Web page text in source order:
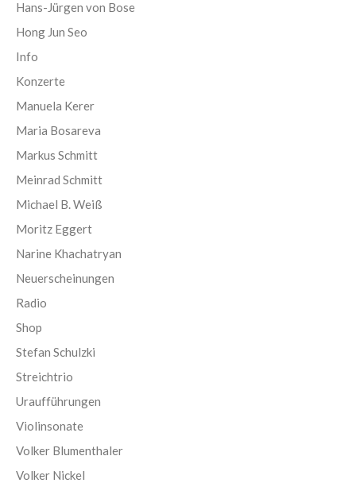
Hans-Jürgen von Bose
Hong Jun Seo
Info
Konzerte
Manuela Kerer
Maria Bosareva
Markus Schmitt
Meinrad Schmitt
Michael B. Weiß
Moritz Eggert
Narine Khachatryan
Neuerscheinungen
Radio
Shop
Stefan Schulzki
Streichtrio
Uraufführungen
Violinsonate
Volker Blumenthaler
Volker Nickel